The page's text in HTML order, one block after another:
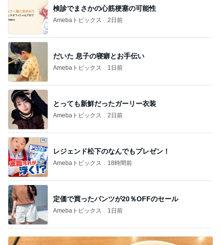
検診でまさかの心筋梗塞の可能性
Amebaトピックス 2日前
だいた 息子の寝癖とお手伝い
Amebaトピックス 1日前
とっても新鮮だったガーリー衣装
Amebaトピックス 2日前
レジェンド松下のなんでもプレゼン！
Amebaトピックス 18時間前
定価で買ったパンツが20％OFFのセール
Amebaトピックス 1日前